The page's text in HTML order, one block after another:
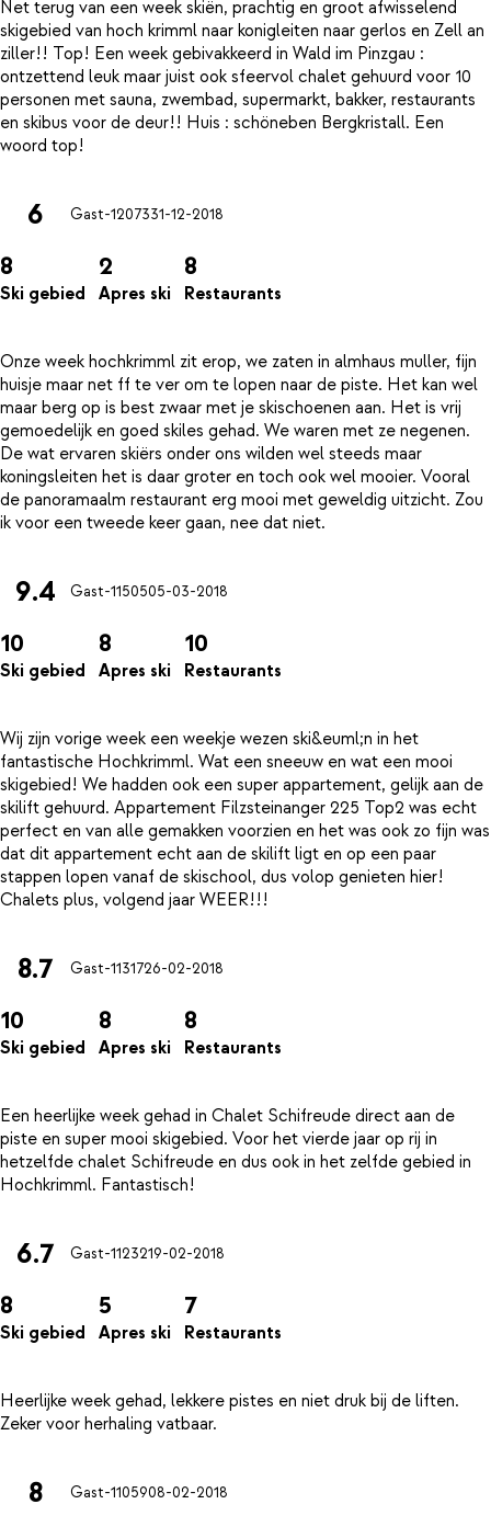
Net terug van een week skiën, prachtig en groot afwisselend
skigebied van hoch krimml naar konigleiten naar gerlos en Zell an
ziller!! Top! Een week gebivakkeerd in Wald im Pinzgau :
ontzettend leuk maar juist ook sfeervol chalet gehuurd voor 10
personen met sauna, zwembad, supermarkt, bakker, restaurants
en skibus voor de deur!! Huis : schöneben Bergkristall. Een
6 Gast-1207331-12-2018
8
Ski gebied
2
Apres ski
8
Restaurants
Onze week hochkrimml zit erop, we zaten in almhaus muller, fijn
huisje maar net ff te ver om te lopen naar de piste. Het kan wel
maar berg op is best zwaar met je skischoenen aan. Het is vrij
gemoedelijk en goed skiles gehad. We waren met ze negenen.
De wat ervaren skiërs onder ons wilden wel steeds maar
koningsleiten het is daar groter en toch ook wel mooier. Vooral
de panoramaalm restaurant erg mooi met geweldig uitzicht. Zou
9.4 Gast-1150505-03-2018
10
Ski gebied
8
Apres ski
10
Restaurants
Wij zijn vorige week een weekje wezen ski&euml;n in het
fantastische Hochkrimml. Wat een sneeuw en wat een mooi
skigebied! We hadden ook een super appartement, gelijk aan de
skilift gehuurd. Appartement Filzsteinanger 225 Top2 was echt
perfect en van alle gemakken voorzien en het was ook zo fijn was
dat dit appartement echt aan de skilift ligt en op een paar
stappen lopen vanaf de skischool, dus volop genieten hier!
8.7 Gast-1131726-02-2018
10
Ski gebied
8
Apres ski
8
Restaurants
Een heerlijke week gehad in Chalet Schifreude direct aan de
piste en super mooi skigebied. Voor het vierde jaar op rij in
hetzelfde chalet Schifreude en dus ook in het zelfde gebied in
6.7 Gast-1123219-02-2018
8
Ski gebied
5
Apres ski
7
Restaurants
Heerlijke week gehad, lekkere pistes en niet druk bij de liften.
8 Gast-1105908-02-2018